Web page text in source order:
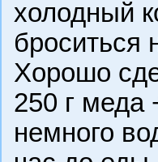
холодный
броситься
Хорошо
250 г меда
немного